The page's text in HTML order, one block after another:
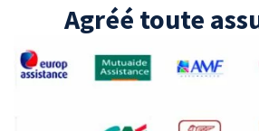
Agréé toute